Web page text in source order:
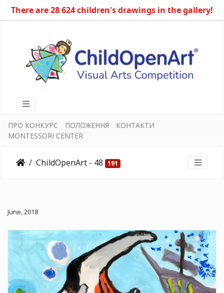
There are 28 624 children's drawings in the gallery!
ПРО КОНКУРС ПОЛОЖЕННЯ
КОНТАКТИ
MONTESSORI CENTER
ChildOpenArt - 48 191
June, 2018